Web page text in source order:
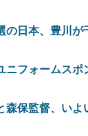
の日本、豊川
ニフォームス
森保監督、い